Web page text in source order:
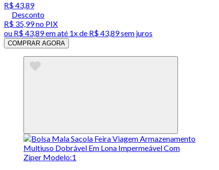
R$ 43,89
Desconto
R$ 35,99no PIX
ou R$ 43,89em até 1x de R$ 43,89sem juros
COMPRAR AGORA